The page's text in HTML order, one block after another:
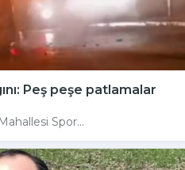
Peş peşe patlamalar
Spor...